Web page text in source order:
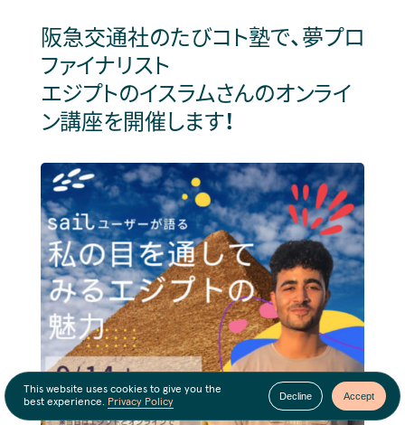
阪急交通社のたびコト塾で、夢プロ
ファイナリスト
エジプトのイスラムさんのオンライ
ン講座を開催します！
This website uses cookies to give you the
best experience. Privacy Policy
Decline Accept